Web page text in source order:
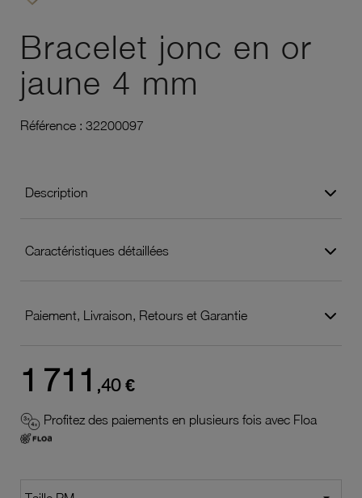
Bracelet jonc en or
jaune 4 mm
Référence : 32200097
Description
Caractéristiques détaillées
Paiement, Livraison, Retours et Garantie
1 711 ,40 €
Profitez des paiements en plusieurs fois avec Floa